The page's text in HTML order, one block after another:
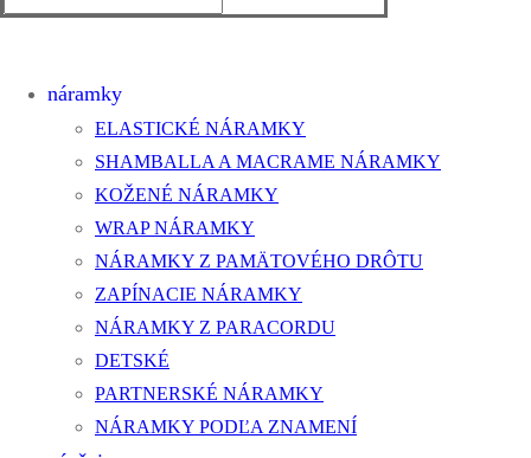
náramky
ELASTICKÉ NÁRAMKY
SHAMBALLA A MACRAME NÁRAMKY
KOŽENÉ NÁRAMKY
WRAP NÁRAMKY
NÁRAMKY Z PAMÄTOVÉHO DRÔTU
ZAPÍNACIE NÁRAMKY
NÁRAMKY Z PARACORDU
DETSKÉ
PARTNERSKÉ NÁRAMKY
NÁRAMKY PODĽA ZNAMENÍ